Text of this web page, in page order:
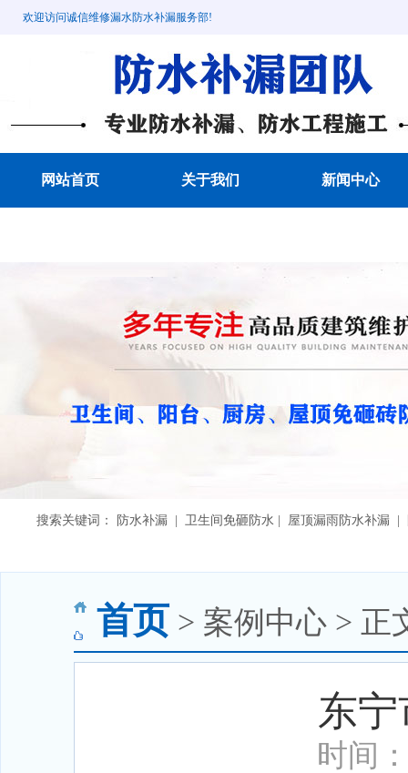
欢迎访问诚信维修漏水防水补漏服务部!
网站首页 关于我们 新闻中心
搜索关键词： 防水补漏 | 卫生间免砸防水 | 屋顶漏雨防水补漏
首页 > 案例中心 > 正
东
时间